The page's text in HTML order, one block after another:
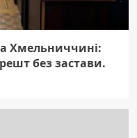
Хмельниччині:
без застави.